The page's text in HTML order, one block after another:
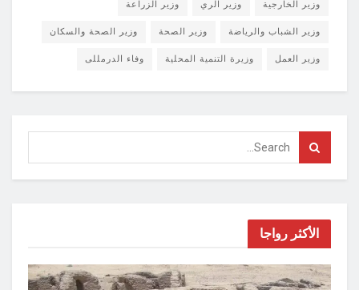
وزير الخارجية وزير الري وزير الزراعة
وزير الشباب والرياضة وزير الصحة وزير الصحة والسكان
وزير العمل وزيرة التنمية المحلية وفاء الدرمللى
الأكثر رواجا